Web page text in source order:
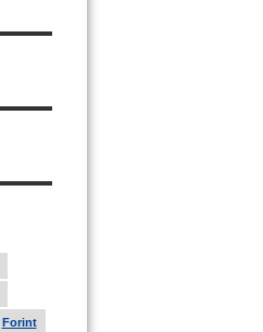
Forint